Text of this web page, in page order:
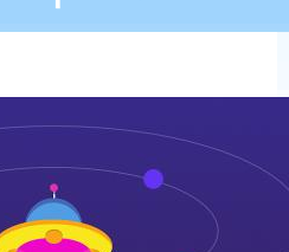
习惯的行为训练，帮助学员养成良好的
自己动手洗衣服，内务整理，培养孩子
会感恩，学会珍惜现在的生活，从而激
人。